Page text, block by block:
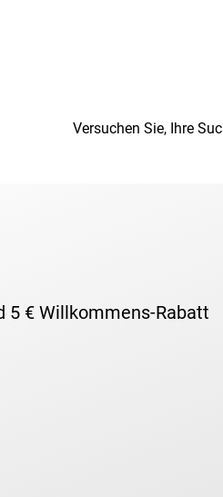
Versuchen Sie, Ihre
€ Willkommens-Rabatt